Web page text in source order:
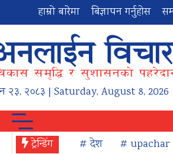
हाम्रो बारेमा बिज्ञापन गर्नुहोस
२३, २०८३ | Saturday, August 8, 2026
ट्रेन्डिंग # देश # upachar